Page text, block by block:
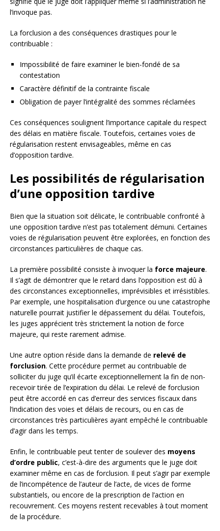
l’invoque pas.
La forclusion a des conséquences drastiques pour le
contribuable :
Impossibilité de faire examiner le bien-fondé de sa
contestation
Caractère définitif de la contrainte fiscale
Obligation de payer l’intégralité des sommes réclamées
Ces conséquences soulignent l’importance capitale du respect
des délais en matière fiscale. Toutefois, certaines voies de
régularisation restent envisageables, même en cas
d’opposition tardive.
Les possibilités de régularisation
d’une opposition tardive
Bien que la situation soit délicate, le contribuable confronté à
une opposition tardive n’est pas totalement démuni. Certaines
voies de régularisation peuvent être explorées, en fonction des
circonstances particulières de chaque cas.
La première possibilité consiste à invoquer la force majeure.
Il s’agit de démontrer que le retard dans l’opposition est dû à
des circonstances exceptionnelles, imprévisibles et irrésistibles.
Par exemple, une hospitalisation d’urgence ou une catastrophe
naturelle pourrait justifier le dépassement du délai. Toutefois,
les juges apprécient très strictement la notion de force
majeure, qui reste rarement admise.
Une autre option réside dans la demande de relevé de
forclusion. Cette procédure permet au contribuable de
solliciter du juge qu’il écarte exceptionnellement la fin de non-
recevoir tirée de l’expiration du délai. Le relevé de forclusion
peut être accordé en cas d’erreur des services fiscaux dans
l’indication des voies et délais de recours, ou en cas de
circonstances très particulières ayant empêché le contribuable
d’agir dans les temps.
Enfin, le contribuable peut tenter de soulever des moyens
d’ordre public, c’est-à-dire des arguments que le juge doit
examiner même en cas de forclusion. Il peut s’agir par exemple
de l’incompétence de l’auteur de l’acte, de vices de forme
substantiels, ou encore de la prescription de l’action en
recouvrement. Ces moyens restent recevables à tout moment
de la procédure.